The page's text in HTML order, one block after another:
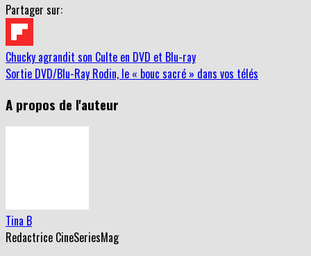
Chucky agrandit son Culte en DVD et Blu-ray
Sortie DVD/Blu-Ray Rodin, le « bouc sacré » dans vos télés
A propos de l'auteur
Redactrice CineSeriesMag
Ancienne étudiante en lettres modernes, j'ai toujours aimé